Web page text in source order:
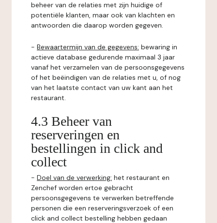
beheer van de relaties met zijn huidige of
potentiële klanten, maar ook van klachten en
antwoorden die daarop worden gegeven.
- Bewaartermijn van de gegevens: bewaring in
actieve database gedurende maximaal 3 jaar
vanaf het verzamelen van de persoonsgegevens
of het beëindigen van de relaties met u, of nog
van het laatste contact van uw kant aan het
restaurant.
4.3 Beheer van
reserveringen en
bestellingen in click and
collect
- Doel van de verwerking: het restaurant en
Zenchef worden ertoe gebracht
persoonsgegevens te verwerken betreffende
personen die een reserveringsverzoek of een
click and collect bestelling hebben gedaan